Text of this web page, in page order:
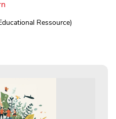
Ressource)